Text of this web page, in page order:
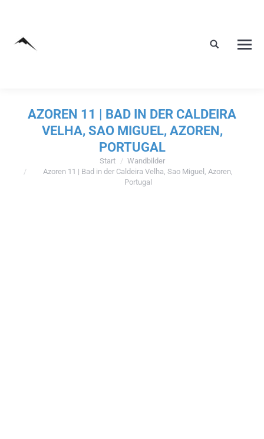
AZOREN 11 | BAD IN DER CALDEIRA
VELHA, SAO MIGUEL, AZOREN,
PORTUGAL
Start
Wandbilder
Azoren 11 | Bad in der Caldeira Velha, Sao Miguel, Azoren,
Portugal